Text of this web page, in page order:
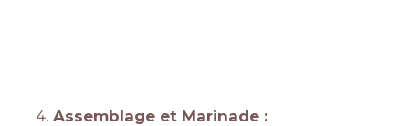
Assemblage et Marinade :